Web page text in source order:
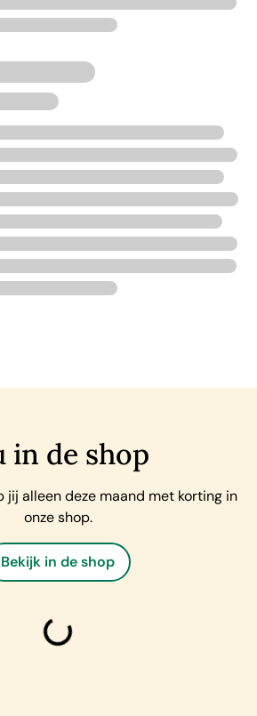
in de shop
jij alleen deze maand met korting in
onze shop.
Bekijk in de shop
laden